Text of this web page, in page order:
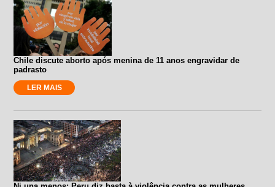
Chile discute aborto após menina de 11 anos engravidar de
padrasto
LER MAIS